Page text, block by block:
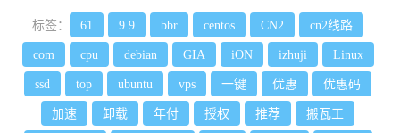
标签： 61 9.9 bbr centos CN2 cn2线路
com cpu debian GIA iON izhuji Linux
ssd top ubuntu vps 一键 优惠 优惠码
加速 卸载 年付 授权 推荐 搬瓦工